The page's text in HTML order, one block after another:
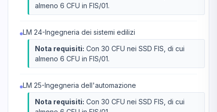
almeno 6 CFU in FIS/01.
LM 24-Ingegneria dei sistemi edilizi
Nota requisiti: Con 30 CFU nei SSD FIS, di cui
almeno 6 CFU in FIS/01.
LM 25-Ingegneria dell'automazione
Nota requisiti: Con 30 CFU nei SSD FIS, di cui